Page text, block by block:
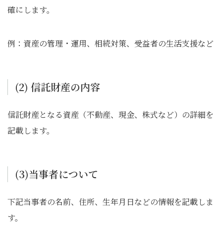
確にします。
例：資産の管理・運用、相続対策、受益者の生活支援など
(2) 信託財産の内容
信託財産となる資産（不動産、現金、株式など）の詳細を
記載します。
(3)当事者について
下記当事者の名前、住所、生年月日などの情報を記載しま
す。